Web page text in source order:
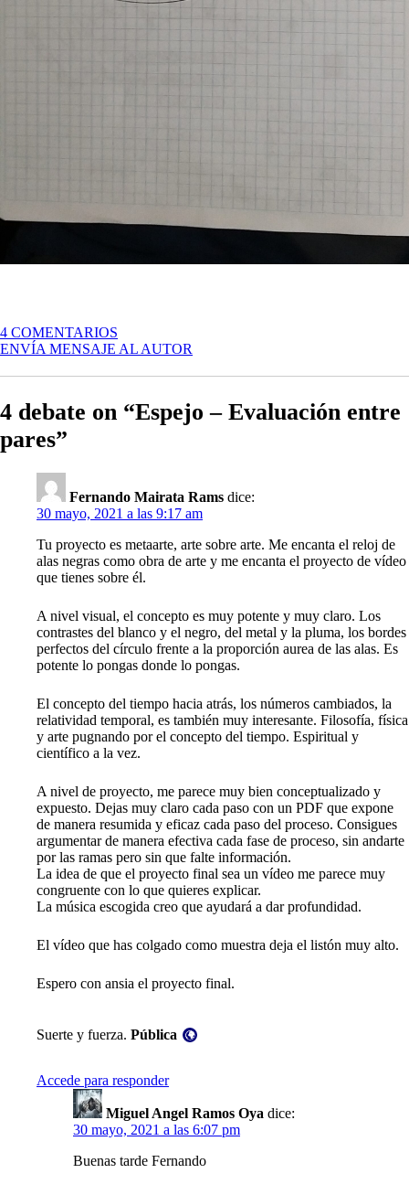
4 COMENTARIOS
ESPEJO
EVALUACIÓN
PARES
ENVÍA MENSAJE AL AUTOR
4 debate on “Espejo – Evaluación entre
pares”
Fernando Mairata Rams dice:
30 mayo, 2021 a las 9:17 am
Tu proyecto es metaarte, arte sobre arte. Me encanta el reloj de
alas negras como obra de arte y me encanta el proyecto de vídeo
que tienes sobre él.
A nivel visual, el concepto es muy potente y muy claro. Los
contrastes del blanco y el negro, del metal y la pluma, los bordes
perfectos del círculo frente a la proporción aurea de las alas. Es
potente lo pongas donde lo pongas.
El concepto del tiempo hacia atrás, los números cambiados, la
relatividad temporal, es también muy interesante. Filosofía, física
y arte pugnando por el concepto del tiempo. Espiritual y
científico a la vez.
A nivel de proyecto, me parece muy bien conceptualizado y
expuesto. Dejas muy claro cada paso con un PDF que expone
de manera resumida y eficaz cada paso del proceso. Consigues
argumentar de manera efectiva cada fase de proceso, sin andarte
por las ramas pero sin que falte información.
La idea de que el proyecto final sea un vídeo me parece muy
congruente con lo que quieres explicar.
La música escogida creo que ayudará a dar profundidad.
El vídeo que has colgado como muestra deja el listón muy alto.
Espero con ansia el proyecto final.
Suerte y fuerza. Pública
Accede para responder
Miguel Angel Ramos Oya dice:
30 mayo, 2021 a las 6:07 pm
Buenas tarde Fernando